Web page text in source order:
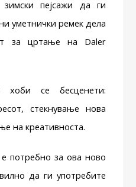
пејсажи да ги
уметнички ремек дела
за цртање на Daler
се бесценети:
стекнување нова
на креативноста.
потребно за ова ново
да ги употребите